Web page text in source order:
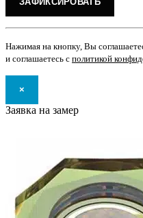
Нажимая на кнопку, Вы
и соглашаетесь с политикой
×
Заявка на замер